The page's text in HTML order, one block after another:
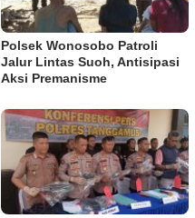
Polsek Wonosobo Patroli
Jalur Lintas Suoh, Antisipasi
Aksi Premanisme